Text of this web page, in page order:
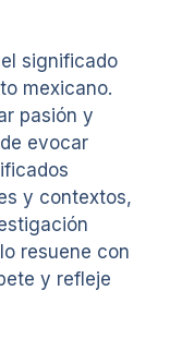
significado
mexicano.
pasión y
evocar
y contextos,
resuene con
y refleje